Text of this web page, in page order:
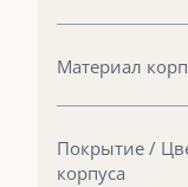
Материал
Покрытие /
корпуса